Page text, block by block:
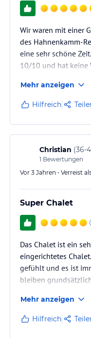
Wir waren mit einer
des Hahnenkamm-
eine sehr schöne
10/10 und hat keine
Kitzbühel zu
entspannten Urlaub
mit der
unkompliziert. Wir
empfehlen und
Mehr anzeigen
Hilfreich
Christian (36-
1 Bewertungen
Vor 3 Jahren • Verreist
Super Chalet
Das Chalet ist ein
eingerichtetes
gefühlt und es ist
bleiben
Sauna wünschen 😊.
Mehr anzeigen
Hilfreich